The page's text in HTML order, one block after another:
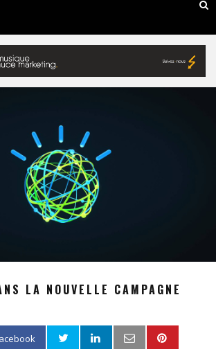
LA NOUVELLE CAMPAGNE